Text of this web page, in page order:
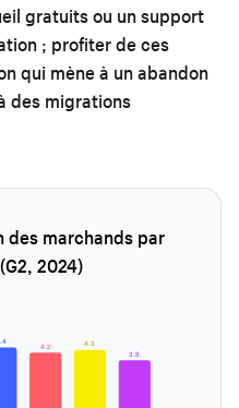
gratuits ou un support
; profiter de ces
qui mène à un abandon
des migrations
des marchands par
2024)
4.2 4.3
3.8